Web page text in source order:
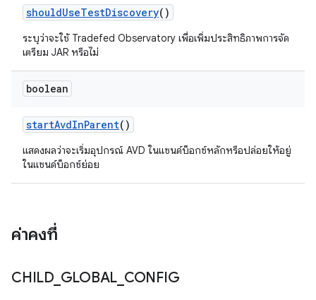
shouldUseTestDiscovery()
ระบุว่าจะใช้ Tradefed Observatory เพื่อเพิ่มประสิทธิภาพการจัด
เตรียม JAR หรือไม่
boolean
startAvdInParent()
แสดงผลว่าจะเริ่มอุปกรณ์ AVD ในแซนด์บ็อกซ์หลักหรือปล่อยให้อยู่
ในแซนด์บ็อกซ์ย่อย
ค่าคงที่
CHILD_ GLOBAL CONFIG